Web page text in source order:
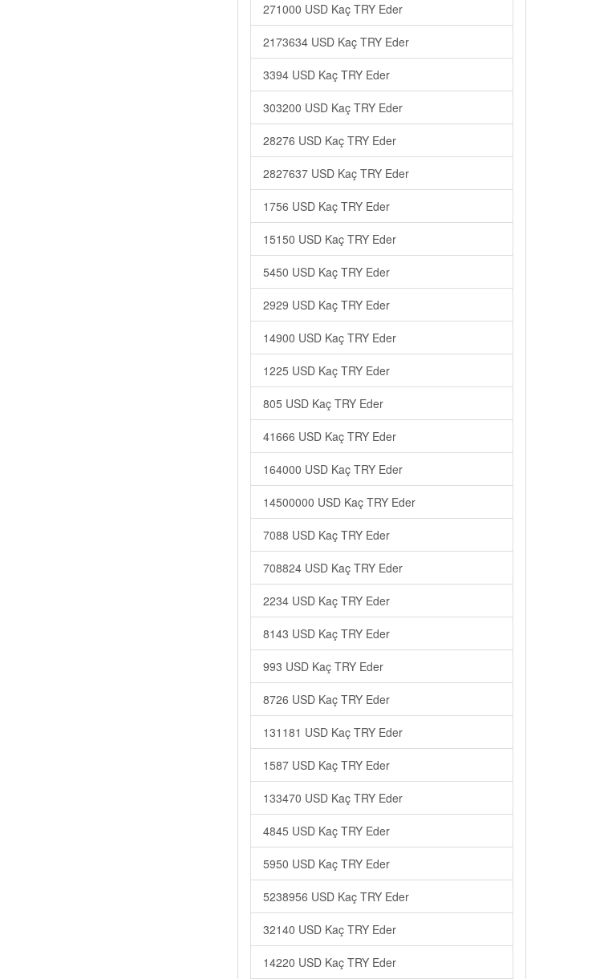
271000 USD Kaç TRY Eder
2173634 USD Kaç TRY Eder
3394 USD Kaç TRY Eder
303200 USD Kaç TRY Eder
28276 USD Kaç TRY Eder
2827637 USD Kaç TRY Eder
1756 USD Kaç TRY Eder
15150 USD Kaç TRY Eder
5450 USD Kaç TRY Eder
2929 USD Kaç TRY Eder
14900 USD Kaç TRY Eder
1225 USD Kaç TRY Eder
805 USD Kaç TRY Eder
41666 USD Kaç TRY Eder
164000 USD Kaç TRY Eder
14500000 USD Kaç TRY Eder
7088 USD Kaç TRY Eder
708824 USD Kaç TRY Eder
2234 USD Kaç TRY Eder
8143 USD Kaç TRY Eder
993 USD Kaç TRY Eder
8726 USD Kaç TRY Eder
131181 USD Kaç TRY Eder
1587 USD Kaç TRY Eder
133470 USD Kaç TRY Eder
4845 USD Kaç TRY Eder
5950 USD Kaç TRY Eder
5238956 USD Kaç TRY Eder
32140 USD Kaç TRY Eder
14220 USD Kaç TRY Eder